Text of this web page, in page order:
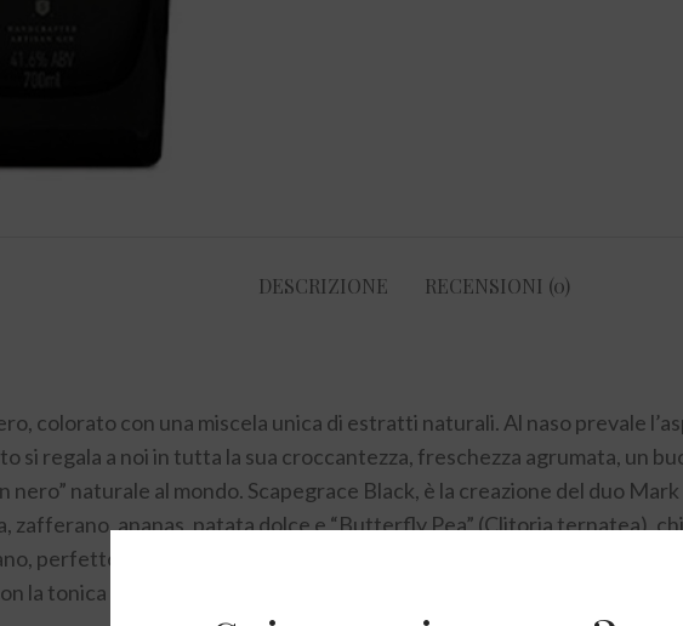
DESCRIZIONE RECENSIONI (0)
colorato con una miscela unica di estratti naturali. Al naso prevale
si regala a noi in tutta la sua croccantezza, freschezza agrumata, un
nero” naturale al mondo. Scapegrace Black, è la creazione del duo
zafferano, ananas, patata dolce e “Butterfly Pea” (Clitoria ternatea),
perfetto per brindare su un terrazzo nella city e per sorprendere i
la tonica ci regala sciccose sfumature violacee.